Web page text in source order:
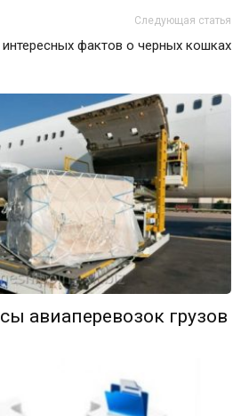
Следующая статья
интересных фактов о черных кошках
авиаперевозок грузов